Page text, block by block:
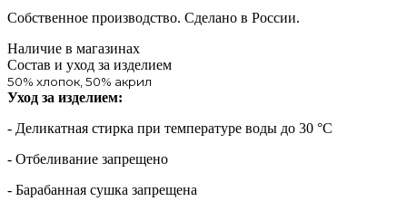
Собственное производство. Сделано в России.
Наличие в магазинах
Состав и уход за изделием
50% хлопок, 50% акрил
Уход за изделием:
- Деликатная стирка при температуре воды до 30 °C
- Отбеливание запрещено
- Барабанная сушка запрещена